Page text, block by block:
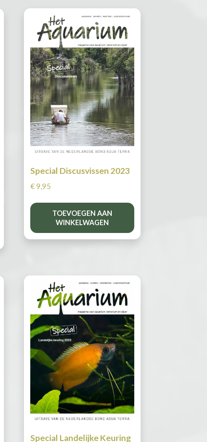
Special Discusvissen 2023
€9,95
TOEVOEGEN AAN
WINKELWAGEN
Special Landelijke Keuring